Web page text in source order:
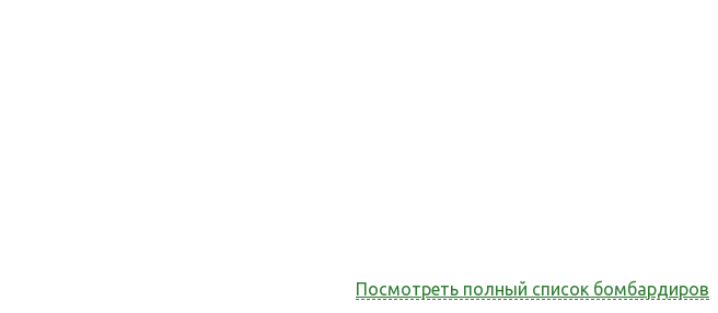
Посмотреть полный список бомбардиров